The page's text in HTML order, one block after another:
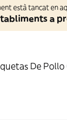
està tancat en
a
De Pollo